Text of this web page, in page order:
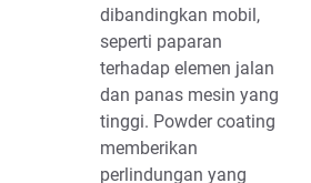
dibandingkan mobil,
seperti paparan
terhadap elemen jalan
dan panas mesin yang
tinggi. Powder coating
memberikan
perlindungan yang